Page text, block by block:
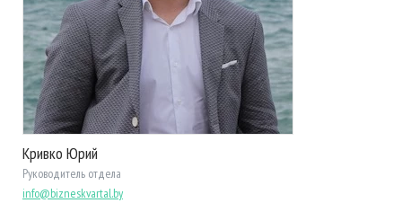
Кривко Юрий
Руководитель отдела
info@bizneskvartal.by